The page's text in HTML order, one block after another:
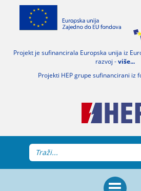
Projekt je sufinancirala Europska unija iz
razvoj -više...
Projekti HEP grupe sufinancirani iz